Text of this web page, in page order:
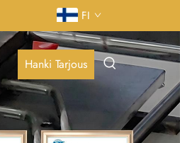
FI
Hanki Tarjous